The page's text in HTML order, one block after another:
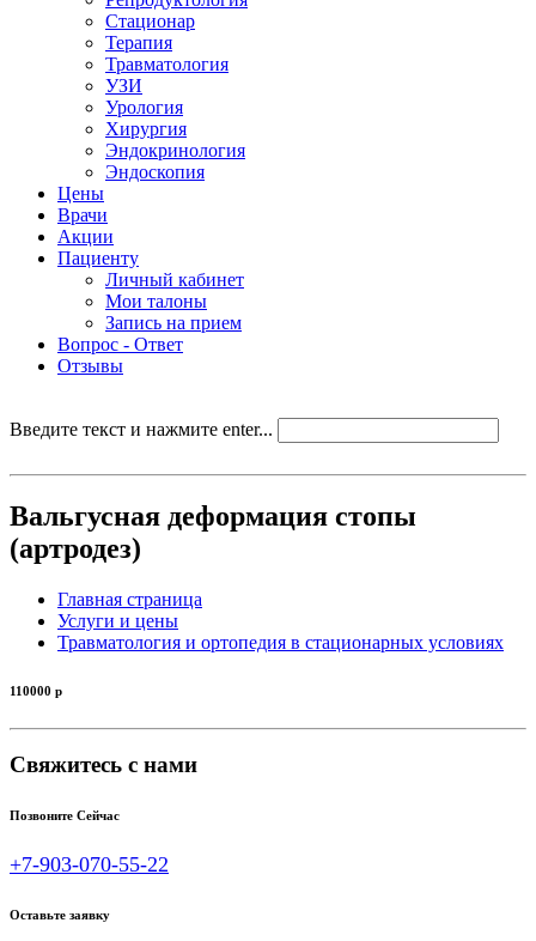
Стационар
Терапия
Травматология
УЗИ
Урология
Хирургия
Эндокринология
Эндоскопия
Цены
Врачи
Акции
Пациенту
Личный кабинет
Мои талоны
Запись на прием
Вопрос - Ответ
Отзывы
Введите текст и нажмите enter...
Вальгусная деформация стопы
(артродез)
Главная страница
Услуги и цены
Травматология и ортопедия в стационарных условиях
110000 р
Свяжитесь с нами
Позвоните Сейчас
+7-903-070-55-22
Оставьте заявку